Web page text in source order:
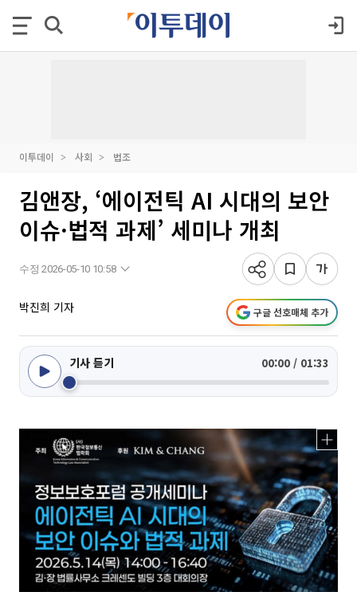
이투데이 사회 법조
김앤장, ‘에이전틱 AI 시대의 보안
이슈·법적 과제’ 세미나 개최
수정 2026-05-10 10:58
박진희 기자 구글 선호매체 추가
기사 듣기 00:00 / 01:33